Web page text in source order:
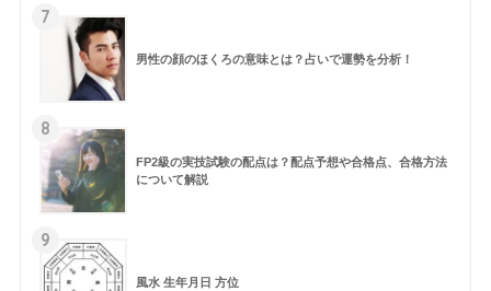
7
男性の顔のほくろの意味とは？占いで運勢を分析！
8
FP2級の実技試験の配点は？配点予想や合格点、合格方法
について解説
9
風水 生年月日 方位